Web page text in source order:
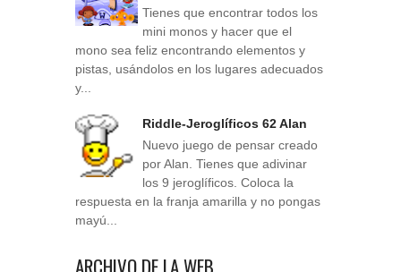
Tienes que encontrar todos los
mini monos y hacer que el
mono sea feliz encontrando elementos y
pistas, usándolos en los lugares adecuados
y...
Riddle-Jeroglíficos 62 Alan
Nuevo juego de pensar creado
por Alan. Tienes que adivinar
los 9 jeroglíficos. Coloca la
respuesta en la franja amarilla y no pongas
mayú...
ARCHIVO DE LA WEB